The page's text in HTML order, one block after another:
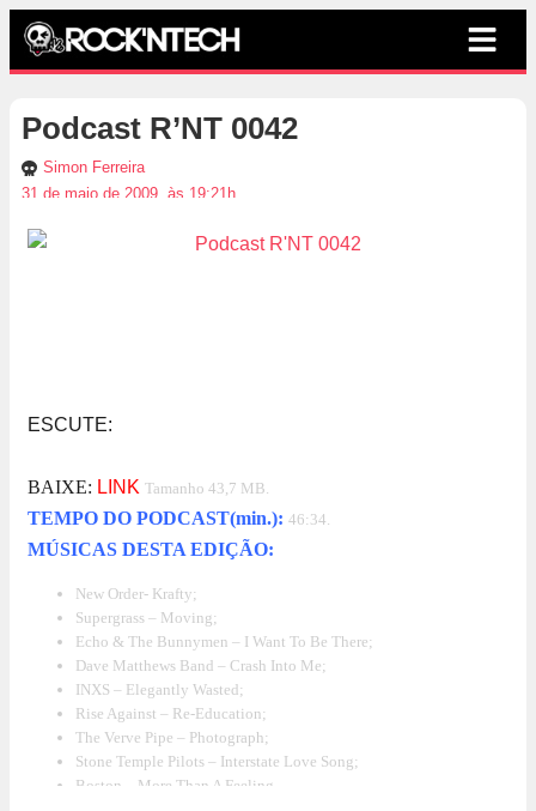
Podcast R’NT 0042
Simon Ferreira
31 de maio de 2009, às 19:21h
ESCUTE:
BAIXE: LINK Tamanho 43,7 MB.
TEMPO DO PODCAST(min.): 46:34.
MÚSICAS DESTA EDIÇÃO:
New Order- Krafty;
Supergrass – Moving;
Echo & The Bunnymen – I Want To Be There;
Dave Matthews Band – Crash Into Me;
INXS – Elegantly Wasted;
Rise Against – Re-Education;
The Verve Pipe – Photograph;
Stone Temple Pilots – Interstate Love Song;
Boston – More Than A Feeling.